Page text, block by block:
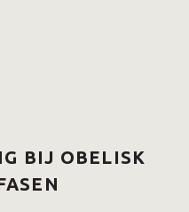
BIJ OBELISK